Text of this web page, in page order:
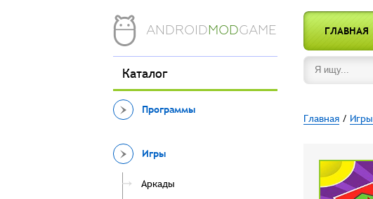
ANDROIDMODGAME ГЛАВНАЯ
Каталог
Программы
Игры
Аркады
Главная/ Игры